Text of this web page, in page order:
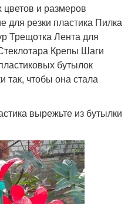
и размеров
для резки пластика Пилка
Трещотка Лента для
Крепы Шаги
бутылок
так, чтобы она стала
вырежьте из бутылки